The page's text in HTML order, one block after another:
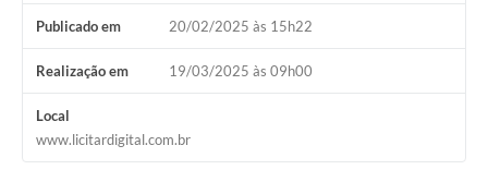
Publicado em 20/02/2025 às 15h22
Realização em 19/03/2025 às 09h00
Local
www.licitardigital.com.br